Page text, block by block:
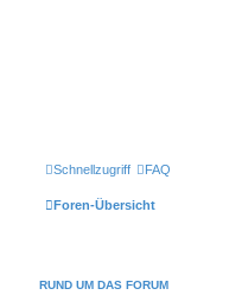
Schnellzugriff FAQ
Foren-Übersicht
RUND UM DAS FORUM